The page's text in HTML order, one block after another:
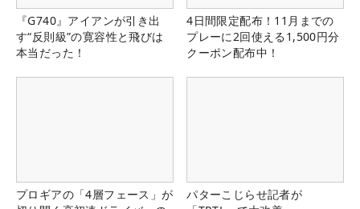
『G740』アイアンが引き出
す“反則級”の寛容性と飛びは
本当だった！
4日間限定配布！11月までの
プレーに2回使える1,500円分
クーポン配布中！
プロギアの「4層フェース」が
パターこじらせ記者が